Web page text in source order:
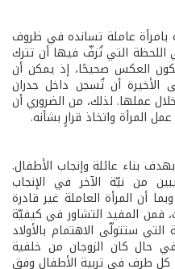
بامرأة عاملة تسانده في ظروف
اللحظة التي تُزفّ فيها أن تترك
العكس صحيحًا، إذ يمكن أن
الأخيرة أن تُسجن داخل جدران
عملها. لذلك، من الضروري أن
المرأة واتخاذ قرارٍ بشأنه.
بناء عائلة وإنجاب الأطفال.
من نيّة الآخر في الإنجاب
أن المرأة العاملة غير قادرة
فمن المفيد التشاور في كيفيّة
ستتولّى الاهتمام بالأولاد
حال كان الزوجان من خلفية
كل طرف في تربية الأطفال وفق